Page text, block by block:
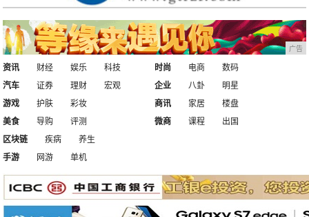
广告
资讯 财经 娱乐
科技
汽车
证券 理财 宏观
时尚 电商
数码
企业
八卦
明星
游戏
护肤
彩妆
美食
导购 评测
商讯 家居
楼盘
微商
课程
出国
区块链
疾病
养生
手游
网游 单机